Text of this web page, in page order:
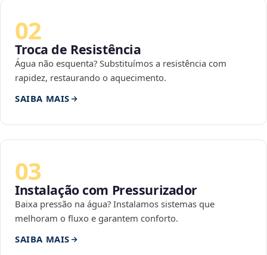
02
Troca de Resistência
Água não esquenta? Substituímos a resistência com
rapidez, restaurando o aquecimento.
SAIBA MAIS
03
Instalação com Pressurizador
Baixa pressão na água? Instalamos sistemas que
melhoram o fluxo e garantem conforto.
SAIBA MAIS